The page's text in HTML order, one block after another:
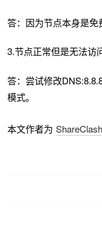
答：因为节点本身是免
3.节点正常但是无法访
答：尝试修改
模式。
本文作者为 ShareClash